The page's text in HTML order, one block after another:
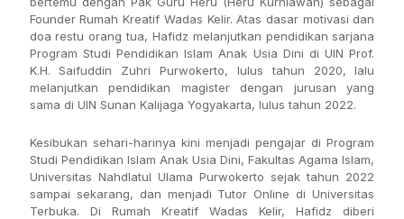
Founder Rumah Kreatif Wadas Kelir. Atas dasar motivasi dan
doa restu orang tua, Hafidz melanjutkan pendidikan sarjana
Program Studi Pendidikan Islam Anak Usia Dini di UIN Prof.
K.H. Saifuddin Zuhri Purwokerto, lulus tahun 2020, lalu
melanjutkan pendidikan magister dengan jurusan yang
sama di UIN Sunan Kalijaga Yogyakarta, lulus tahun 2022.
Kesibukan sehari-harinya kini menjadi pengajar di Program
Studi Pendidikan Islam Anak Usia Dini, Fakultas Agama Islam,
Universitas Nahdlatul Ulama Purwokerto sejak tahun 2022
sampai sekarang, dan menjadi Tutor Online di Universitas
Terbuka. Di Rumah Kreatif Wadas Kelir, Hafidz diberi